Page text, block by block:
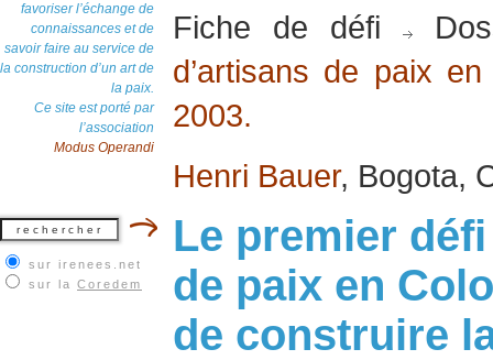
favoriser l’échange de
connaissances et de
savoir faire au service de
la construction d’un art de
la paix.
Ce site est porté par
l’association
Modus Operandi
sur irenees.net
sur la Coredem
Fiche de défi
d’artisans de paix
2003.
Henri Bauer, Bogota,
Le premier
de paix en
de construire